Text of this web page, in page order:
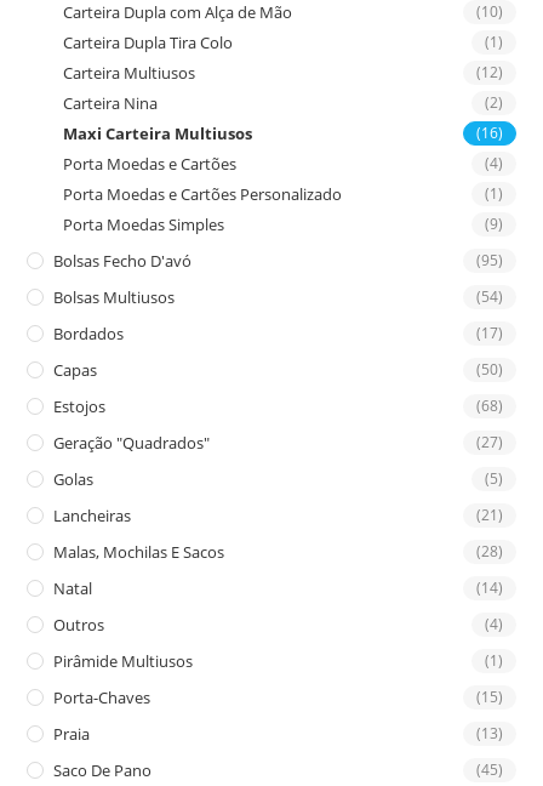
Carteira Dupla com Alça de Mão (10)
Carteira Dupla Tira Colo (1)
Carteira Multiusos (12)
Carteira Nina (2)
Maxi Carteira Multiusos (16)
Porta Moedas e Cartões (4)
Porta Moedas e Cartões Personalizado (1)
Porta Moedas Simples (9)
Bolsas Fecho D'avó (95)
Bolsas Multiusos (54)
Bordados (17)
Capas (50)
Estojos (68)
Geração "Quadrados" (27)
Golas (5)
Lancheiras (21)
Malas, Mochilas E Sacos (28)
Natal (14)
Outros (4)
Pirâmide Multiusos (1)
Porta-Chaves (15)
Praia (13)
Saco De Pano (45)